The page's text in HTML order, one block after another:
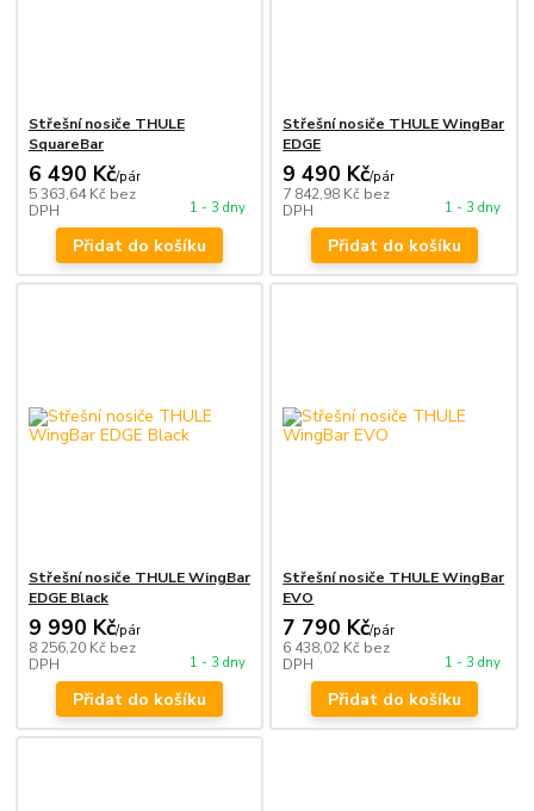
Střešní nosiče THULE
SquareBar
6 490 Kč/pár
5 363,64 Kč bez
DPH
1 - 3 dny
Přidat do košíku
Střešní nosiče THULE WingBar
EDGE
9 490 Kč/pár
7 842,98 Kč bez
DPH
1 - 3 dny
Přidat do košíku
Střešní nosiče THULE WingBar
EDGE Black
9 990 Kč/pár
8 256,20 Kč bez
DPH
1 - 3 dny
Přidat do košíku
Střešní nosiče THULE WingBar
EVO
7 790 Kč/pár
6 438,02 Kč bez
DPH
1 - 3 dny
Přidat do košíku